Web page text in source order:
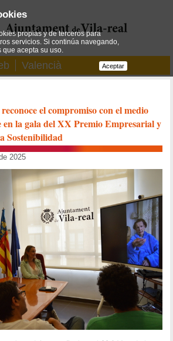
Valencià
el compromiso con el medio
en la gala del XX Premio Empresarial y
Sostenibilidad
2025
propias y de terceros para
servicios. Si continúa navegando,
acepta su uso.
Aceptar